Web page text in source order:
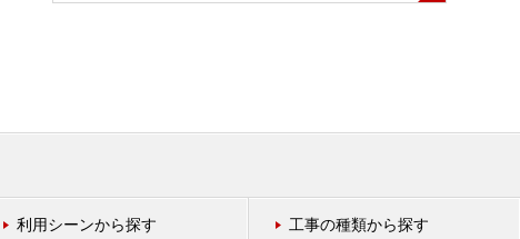
利用シーンから探す 工事の種類から探す